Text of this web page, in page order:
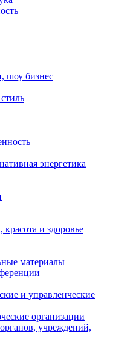
шоу бизнес
энергетика
и здоровье
материалы
и управленческие
организации
учреждений,